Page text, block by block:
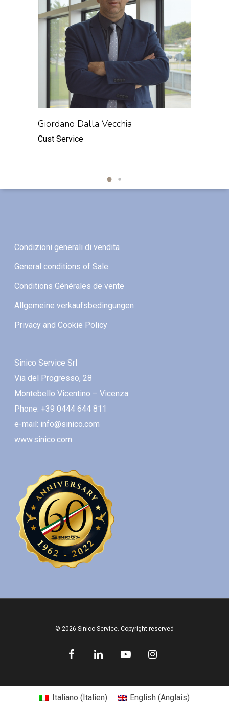
Giordano Dalla Vecchia
Cust Service
Condizioni generali di vendita
General conditions of Sale
Conditions Générales de vente
Allgemeine verkaufsbedingungen
Privacy and Cookie Policy
Sinico Service Srl
Via del Progresso, 28
Montebello Vicentino – Vicenza
Phone: +39 0444 644 811
e-mail: info@sinico.com
www.sinico.com
© 2026 Sinico Service. Copyright reserved
Italiano (Italien) English(Anglais)